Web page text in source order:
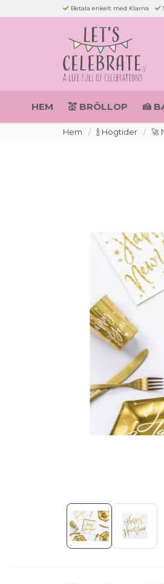
Betala enkelt med Klarna
HEM 💒 BRÖLLOP 🍰
Hem 🍾 Högtider 🚀